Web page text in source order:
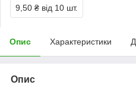
9,50 ₴ від 10 шт.
Опис Характеристики
Опис